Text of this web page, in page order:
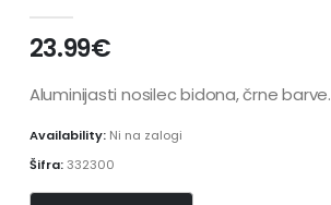
23.99€
Aluminijasti nosilec bidona, črne barve.
Availability: Ni na zalogi
Šifra:332300